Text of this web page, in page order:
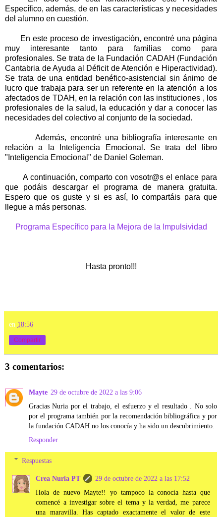
Específico, además, de en las características y necesidades
del alumno en cuestión.
En este proceso de investigación, encontré una página
muy interesante tanto para familias como para
profesionales. Se trata de la Fundación CADAH (Fundación
Cantabria de Ayuda al Déficit de Atención e Hiperactividad).
Se trata de una entidad benéfico-asistencial sin ánimo de
lucro que trabaja para ser un referente en la atención a los
afectados de TDAH, en la relación con las instituciones , los
profesionales de la salud, la educación y dar a conocer las
necesidades del colectivo al conjunto de la sociedad.
Además, encontré una bibliografía interesante en
relación a la Inteligencia Emocional. Se trata del libro
"Inteligencia Emocional" de Daniel Goleman.
A continuación, comparto con vosotr@s el enlace para
que podáis descargar el programa de manera gratuita.
Espero que os guste y si es así, lo compartáis para que
llegue a más personas.
Programa Específico para la Mejora de la Impulsividad
Hasta pronto!!!
en 18:56
Compartir
3 comentarios:
Mayte 29 de octubre de 2022 a las 9:06
Gracias Nuria por el trabajo, el esfuerzo y el resultado . No solo
por el programa también por la recomendación bibliográfica y por
la fundación CADAH no los conocía y ha sido un descubrimiento.
Responder
Respuestas
Crea Nuria PT
29 de octubre de 2022 a las 17:52
Hola de nuevo Mayte!! yo tampoco la conocía hasta que
comencé a investigar sobre el tema y la verdad, me parece
una maravilla. Has captado exactamente el valor de este